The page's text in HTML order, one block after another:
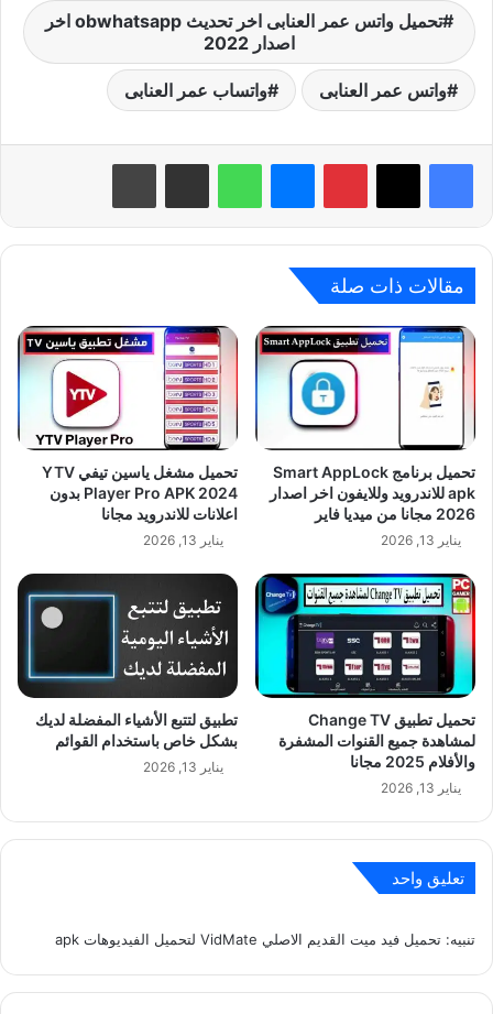
تحميل واتس عمر العنابى اخر تحديث obwhatsapp اخر
اصدار 2022
واتس عمر العنابى واتساب عمر العنابى
بينتيريست واتساب
مقالات ذات صلة
تحميل برنامج Smart AppLock
apk للاندرويد وللايفون اخر اصدار
2026 مجانا من ميديا فاير
يناير 13, 2026
تحميل مشغل ياسين تيفي YTV
Player Pro APK 2024 بدون
اعلانات للاندرويد مجانا
يناير 13, 2026
تحميل تطبيق Change TV
لمشاهدة جميع القنوات المشفرة
والأفلام 2025 مجانا
يناير 13, 2026
تطبيق لتتبع الأشياء المفضلة لديك
بشكل خاص باستخدام القوائم
يناير 13, 2026
تعليق واحد
تنبيه: تحميل فيد ميت القديم الاصلي VidMate لتحميل الفيديوهات apk